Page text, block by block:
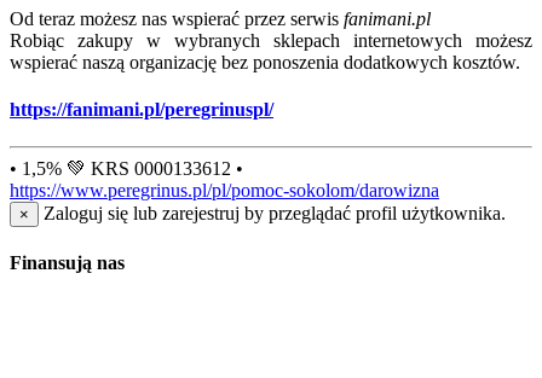
Od teraz możesz nas wspierać przez serwis fanimani.pl
Robiąc zakupy w wybranych sklepach internetowych możesz
wspierać naszą organizację bez ponoszenia dodatkowych kosztów.
https://fanimani.pl/peregrinuspl/
• 1,5% 💚 KRS 0000133612 •
https://www.peregrinus.pl/pl/pomoc-sokolom/darowizna
× Zaloguj się lub zarejestruj by przeglądać profil użytkownika.
Finansują nas